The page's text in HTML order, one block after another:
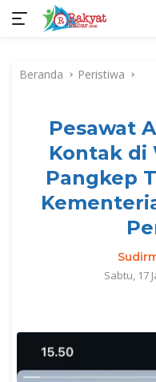
kontenBeranda Peristiwa
Pesawat
Kontak di
Pangkep
Sabtu, 17